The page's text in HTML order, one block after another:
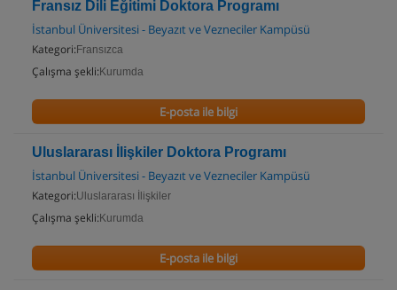
Fransız Dili Eğitimi Doktora Programı
İstanbul Üniversitesi - Beyazıt ve Vezneciler Kampüsü
Kategori: Fransızca
Çalışma şekli: Kurumda
E-posta ile bilgi
Uluslararası İlişkiler Doktora Programı
İstanbul Üniversitesi - Beyazıt ve Vezneciler Kampüsü
Kategori:Uluslararası İlişkiler
Çalışma şekli: Kurumda
E-posta ile bilgi